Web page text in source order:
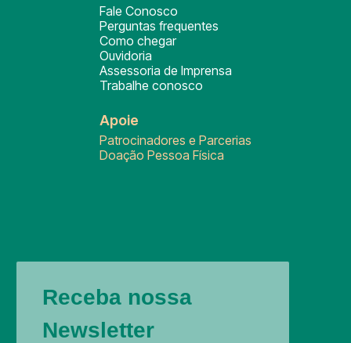
Fale Conosco
Perguntas frequentes
Como chegar
Ouvidoria
Assessoria de Imprensa
Trabalhe conosco
Apoie
Patrocinadores e Parcerias
Doação Pessoa Física